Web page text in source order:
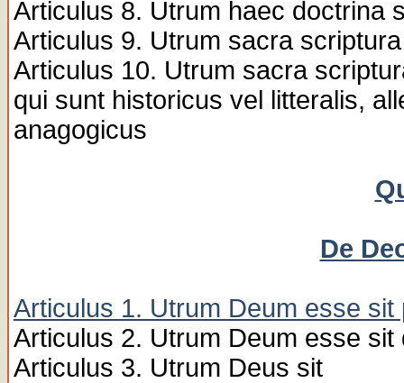
Articulus 8. Utrum haec doctrina
Articulus 9. Utrum sacra
Articulus 10. Utrum sacra
qui sunt historicus vel litteralis,
anagogicus
De
Articulus 1. Utrum Deum esse sit
Articulus 2. Utrum Deum esse sit
Articulus 3. Utrum Deus sit